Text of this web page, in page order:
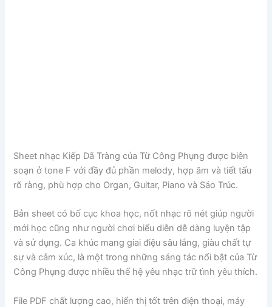
Sheet nhạc Kiếp Dã Tràng của Từ Công Phụng được biên
soạn ở tone F với đầy đủ phần melody, hợp âm và tiết tấu
rõ ràng, phù hợp cho Organ, Guitar, Piano và Sáo Trúc.
Bản sheet có bố cục khoa học, nốt nhạc rõ nét giúp người
mới học cũng như người chơi biểu diễn dễ dàng luyện tập
và sử dụng. Ca khúc mang giai điệu sâu lắng, giàu chất tự
sự và cảm xúc, là một trong những sáng tác nổi bật của Từ
Công Phụng được nhiều thế hệ yêu nhạc trữ tình yêu thích.
File PDF chất lượng cao, hiển thị tốt trên điện thoại, máy